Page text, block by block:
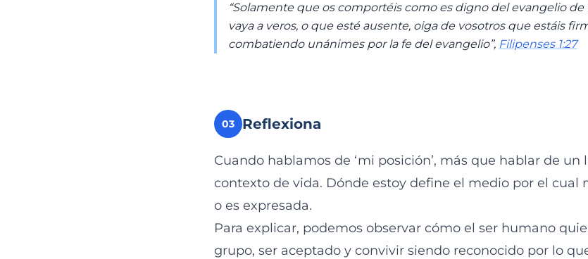
“Solamente que os comportéis como es digno del evangelio de
vaya a veros, o que esté ausente, oiga de vosotros que estáis
combatiendo unánimes por la fe del evangelio”, Filipenses 1:27
03 Reflexiona
Cuando hablamos de ‘mi posición’, más que hablar de un
contexto de vida. Dónde estoy define el medio por el cual
o es expresada.
Para explicar, podemos observar cómo el ser humano
grupo, ser aceptado y convivir siendo reconocido por lo